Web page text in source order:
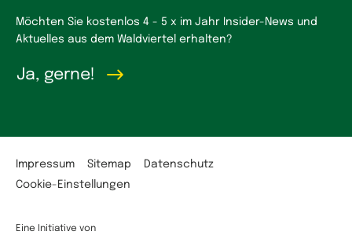
Möchten Sie kostenlos 4 - 5 x im Jahr Insider-News und
Aktuelles aus dem Waldviertel erhalten?
Ja, gerne!
Impressum Sitemap
Datenschutz
Cookie-Einstellungen
Eine Initiative von